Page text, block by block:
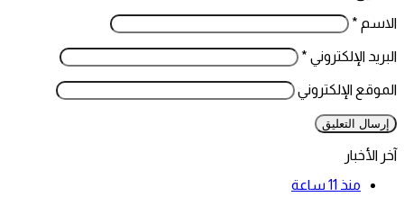
الاسم *
البريد الإلكتروني *
الموقع الإلكتروني
آخر الأخبار
منذ 11 ساعة